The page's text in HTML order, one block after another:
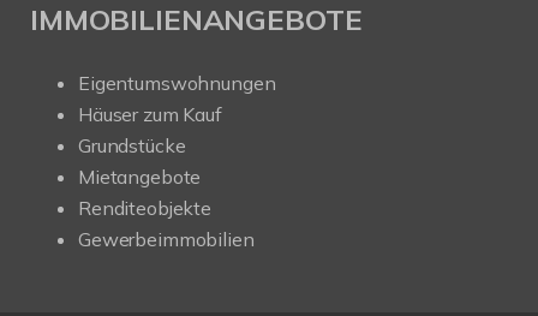
IMMOBILIENANGEBOTE
Eigentumswohnungen
Häuser zum Kauf
Grundstücke
Mietangebote
Renditeobjekte
Gewerbeimmobilien